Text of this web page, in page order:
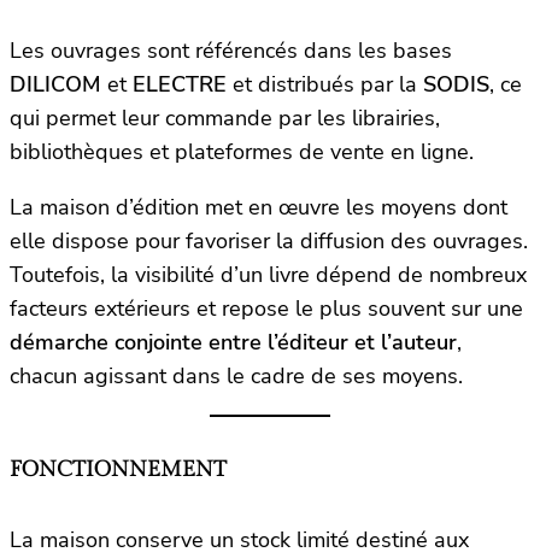
Les ouvrages sont référencés dans les bases
DILICOM et ELECTRE et distribués par la SODIS, ce
qui permet leur commande par les librairies,
bibliothèques et plateformes de vente en ligne.
La maison d’édition met en œuvre les moyens dont
elle dispose pour favoriser la diffusion des ouvrages.
Toutefois, la visibilité d’un livre dépend de nombreux
facteurs extérieurs et repose le plus souvent sur une
démarche conjointe entre l’éditeur et l’auteur,
chacun agissant dans le cadre de ses moyens.
FONCTIONNEMENT
La maison conserve un stock limité destiné aux